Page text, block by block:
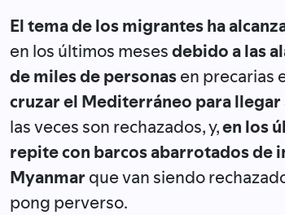
El tema de los migrantes ha
en los últimos mesesdebido a las
de miles de personasen precarias
cruzar el Mediterráneo para llegar
las veces son rechazados, y,en los
repite con barcos abarrotados de
Myanmarque van siendo
pong perverso.